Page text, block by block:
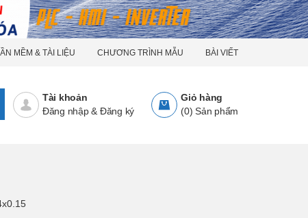
MỀM & TÀI LIỆU CHƯƠNG TRÌNH MẪU BÀI VIẾT
Giỏ hàng
(0) Sản phẩm
Tài khoản
Đăng nhập& Đăng ký